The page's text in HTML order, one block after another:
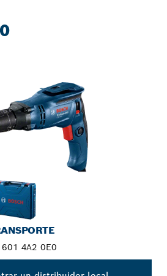
4A2 0E0